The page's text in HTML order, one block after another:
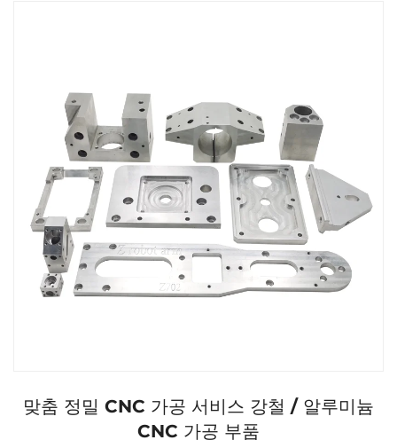
맞춤 정밀 CNC 가공 서비스 강철 / 알루미늄
CNC 가공 부품